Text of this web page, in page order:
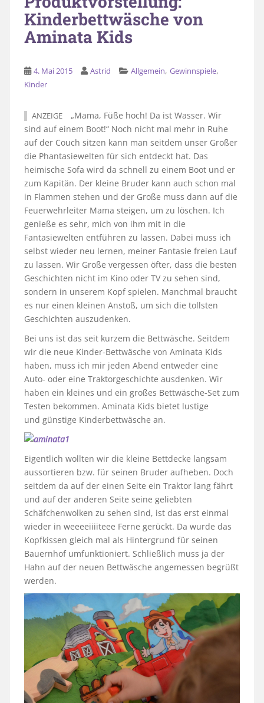
Kinderbettwäsche von
Aminata Kids
4. Mai 2015 Astrid Allgemein, Gewinnspiele,
Kinder
ANZEIGE
„Mama, Füße hoch! Da ist Wasser. Wir
sind auf einem Boot!“ Noch nicht mal mehr in Ruhe
auf der Couch sitzen kann man seitdem unser Großer
die Phantasiewelten für sich entdeckt hat. Das
heimische Sofa wird da schnell zu einem Boot und er
zum Kapitän. Der kleine Bruder kann auch schon mal
in Flammen stehen und der Große muss dann auf die
Feuerwehrleiter Mama steigen, um zu löschen. Ich
genieße es sehr, mich von ihm mit in die
Fantasiewelten entführen zu lassen. Dabei muss ich
selbst wieder neu lernen, meiner Fantasie freien Lauf
zu lassen. Wir Große vergessen öfter, dass die besten
Geschichten nicht im Kino oder TV zu sehen sind,
sondern in unserem Kopf spielen. Manchmal braucht
es nur einen kleinen Anstoß, um sich die tollsten
Geschichten auszudenken.
Bei uns ist das seit kurzem die Bettwäsche. Seitdem
wir die neue Kinder-Bettwäsche von Aminata Kids
haben, muss ich mir jeden Abend entweder eine
Auto- oder eine Traktorgeschichte ausdenken. Wir
haben ein kleines und ein großes Bettwäsche-Set zum
Testen bekommen. Aminata Kids bietet lustige
und günstige Kinderbettwäsche an.
Eigentlich wollten wir die kleine Bettdecke langsam
aussortieren bzw. für seinen Bruder aufheben. Doch
seitdem da auf der einen Seite ein Traktor lang fährt
und auf der anderen Seite seine geliebten
Schäfchenwolken zu sehen sind, ist das erst einmal
wieder in weeeeiiiiteee Ferne gerückt. Da wurde das
Kopfkissen gleich mal als Hintergrund für seinen
Bauernhof umfunktioniert. Schließlich muss ja der
Hahn auf der neuen Bettwäsche angemessen begrüßt
werden.